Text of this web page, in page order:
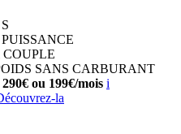
PUISSANCE
COUPLE
SANS CARBURANT
ou 199€/mois i
la